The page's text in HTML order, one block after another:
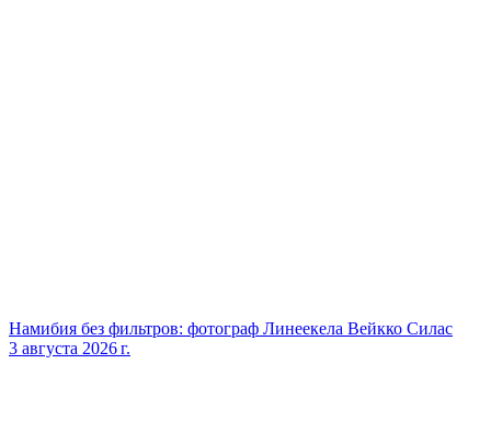
Намибия без фильтров: фотограф Линеекела Вейкко Силас
3 августа 2026 г.